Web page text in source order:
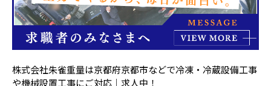
株式会社朱雀重量は京都府京都市などで冷凍・冷蔵設備工事
や機械設置工事にご対応｜求人中！